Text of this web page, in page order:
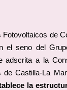
de
el seno del
adscrita a la
de Castilla-La
la